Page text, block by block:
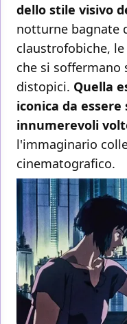
dello stile visivo
notturne bagnate
claustrofobiche,
che si soffermano
distopici. Quella
iconica da
innumerevoli
l'immaginario
cinematografico.